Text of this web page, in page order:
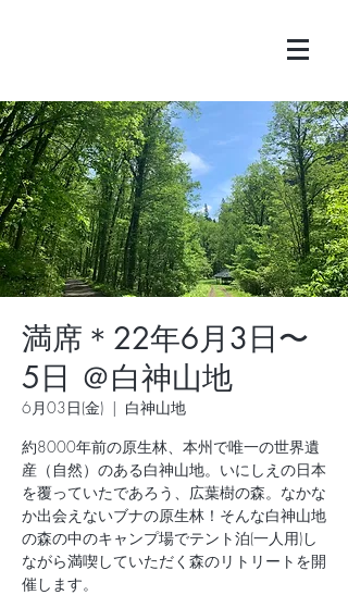
満席＊22年6月3日〜
5日 ＠白神山地
6月03日(金)
  |
白神山地
約8000年前の原生林、本州で唯一の世界遺
産（自然）のある白神山地。いにしえの日本
を覆っていたであろう、広葉樹の森。なかな
か出会えないブナの原生林！そんな白神山地
の森の中のキャンプ場でテント泊(一人用)し
ながら満喫していただく森のリトリートを開
催します。